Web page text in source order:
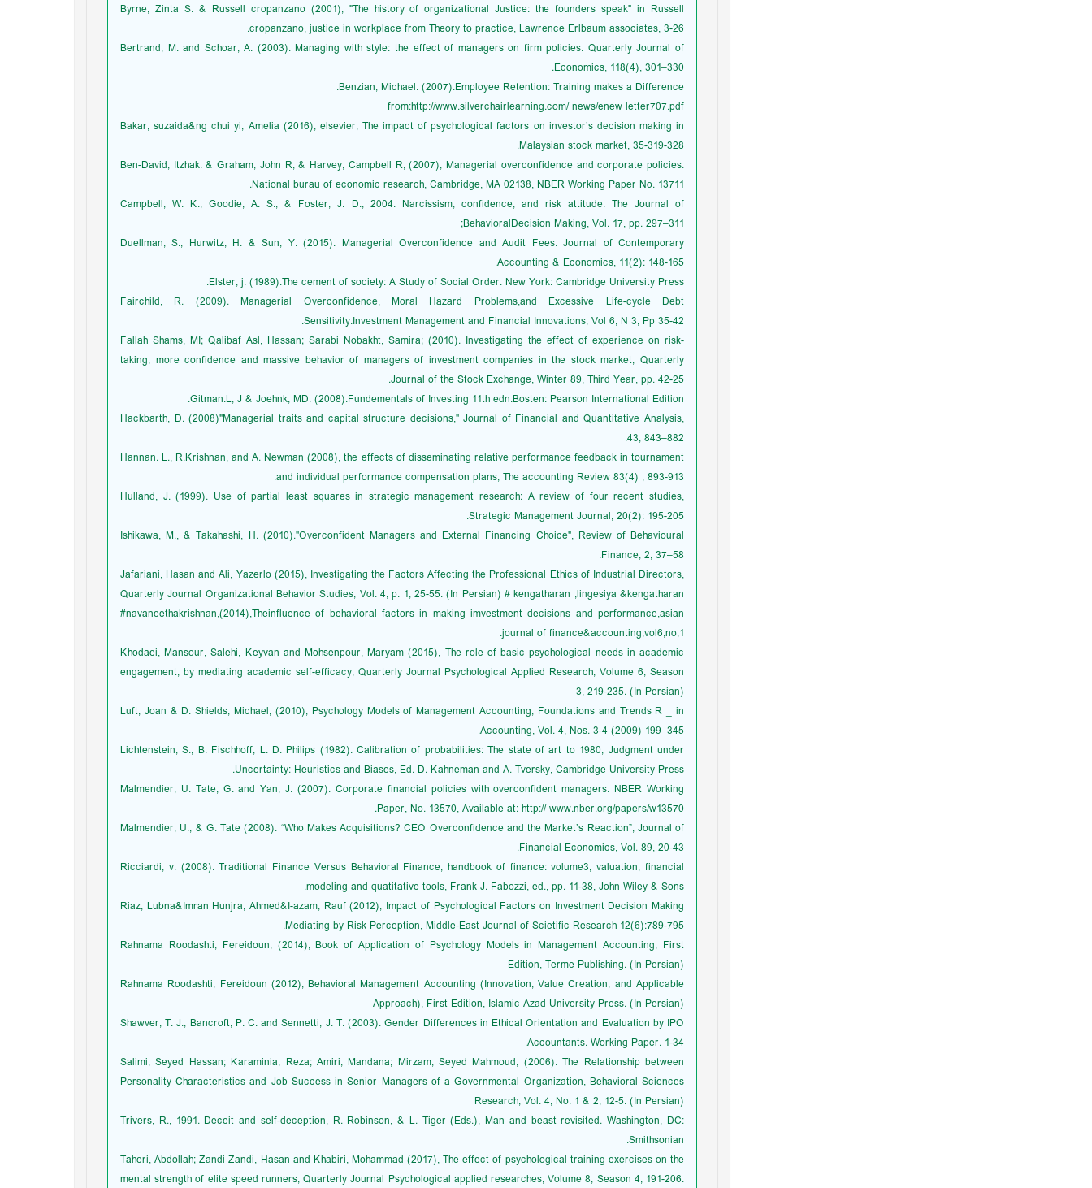
Byrne, Zinta S. & Russell cropanzano (2001), "The history of organizational Justice: the founders speak" in Russell
cropanzano, justice in workplace from Theory to practice, Lawrence Erlbaum associates, 3-26.
Bertrand, M. and Schoar, A. (2003). Managing with style: the effect of managers on firm policies. Quarterly Journal of
Economics, 118(4), 301–330.
Benzian, Michael. (2007).Employee Retention: Training makes a Difference.
from:http://www.silverchairlearning.com/ news/enew letter707.pdf
Bakar, suzaida&ng chui yi, Amelia (2016), elsevier, The impact of psychological factors on investor’s decision making in
Malaysian stock market, 35-319-328.
Ben-David, Itzhak. & Graham, John R, & Harvey, Campbell R, (2007), Managerial overconfidence and corporate policies.
National burau of economic research, Cambridge, MA 02138, NBER Working Paper No. 13711.
Campbell, W. K., Goodie, A. S., & Foster, J. D., 2004. Narcissism, confidence, and risk attitude. The Journal of
BehavioralDecision Making, Vol. 17, pp. 297–311;
Duellman, S., Hurwitz, H. & Sun, Y. (2015). Managerial Overconfidence and Audit Fees. Journal of Contemporary
Accounting & Economics, 11(2): 148-165.
Elster, j. (1989).The cement of society: A Study of Social Order. New York: Cambridge University Press.
Fairchild, R. (2009). Managerial Overconfidence, Moral Hazard Problems,and Excessive Life-cycle Debt
Sensitivity.Investment Management and Financial Innovations, Vol 6, N 3, Pp 35-42.
Fallah Shams, MI; Qalibaf Asl, Hassan; Sarabi Nobakht, Samira; (2010). Investigating the effect of experience on risk-
taking, more confidence and massive behavior of managers of investment companies in the stock market, Quarterly
Journal of the Stock Exchange, Winter 89, Third Year, pp. 42-25.
Gitman.L, J & Joehnk, MD. (2008).Fundementals of Investing 11th edn.Bosten: Pearson International Edition.
Hackbarth, D. (2008)"Managerial ‎traits and capital structure ‎decisions," Journal of Financial and ‎Quantitative Analysis,
43, 843–882‎.
Hannan. L., R.Krishnan, and A. Newman (2008), the effects of disseminating relative performance feedback in tournament
and individual performance compensation plans, The accounting Review 83(4) , 893-913.
Hulland, J. (1999). Use of partial least squares in strategic management research: A review of four recent studies,
Strategic Management Journal, 20(2): 195-205.
Ishikawa, M., & Takahashi, H. (2010)."Overconfident Managers and External Financing Choice", Review of Behavioural
Finance, 2, 37–58.
Jafariani, Hasan and Ali, Yazerlo (2015), Investigating the Factors Affecting the Professional Ethics of Industrial Directors,
Quarterly Journal Organizational Behavior Studies, Vol. 4, p. 1, 25-55. (In Persian) # kengatharan ,lingesiya &kengatharan
#navaneethakrishnan,(2014),Theinfluence of behavioral factors in making imvestment decisions and performance,asian
journal of finance&accounting,vol6,no,1.
Khodaei, Mansour, Salehi, Keyvan and Mohsenpour, Maryam (2015), The role of basic psychological needs in academic
engagement, by mediating academic self-efficacy, Quarterly Journal Psychological Applied Research, Volume 6, Season
3, 219-235. (In Persian)
Luft, Joan & D. Shields, Michael, (2010), Psychology Models of Management Accounting, Foundations and Trends R _ in
Accounting, Vol. 4, Nos. 3-4 (2009) 199–345.
Lichtenstein, S., B. Fischhoff, L. D. Philips (1982). Calibration of probabilities: The state of art to 1980, Judgment under
Uncertainty: Heuristics and Biases, Ed. D. Kahneman and A. Tversky, Cambridge University Press.
Malmendier, U. Tate, G. and Yan, J. (2007). Corporate financial policies with overconfident managers. NBER Working
Paper, No. 13570, Available at: http:// www.nber.org/papers/w13570.
Malmendier, U., & G. Tate (2008). “Who Makes Acquisitions? CEO Overconfidence and the Market’s Reaction”, Journal of
Financial Economics, Vol. 89, 20-43.
Ricciardi, v. (2008). Traditional Finance Versus Behavioral Finance, handbook of finance: volume3, valuation, financial
modeling and quatitative tools, Frank J. Fabozzi, ed., pp. 11-38, John Wiley & Sons.
Riaz, Lubna&Imran Hunjra, Ahmed&I-azam, Rauf (2012), Impact of Psychological Factors on Investment Decision Making
Mediating by Risk Perception, Middle-East Journal of Scietific Research 12(6):789-795.
Rahnama Roodashti, Fereidoun, (2014), Book of Application of Psychology Models in Management Accounting, First
Edition, Terme Publishing. (In Persian)
Rahnama Roodashti, Fereidoun (2012), Behavioral Management Accounting (Innovation, Value Creation, and Applicable
Approach), First Edition, Islamic Azad University Press. (In Persian)
Shawver, T. J., Bancroft, P. C. and Sennetti, J. T. (2003). Gender Differences in Ethical Orientation and Evaluation by IPO
Accountants. Working Paper. 1-34.
Salimi, Seyed Hassan; Karaminia, Reza; Amiri, Mandana; Mirzam, Seyed Mahmoud, (2006). The Relationship between
Personality Characteristics and Job Success in Senior Managers of a Governmental Organization, Behavioral Sciences
Research, Vol. 4, No. 1 & 2, 12-5. (In Persian)
Trivers, R., 1991. Deceit and self-deception, R. Robinson, & L. Tiger (Eds.), Man and beast revisited. Washington, DC:
Smithsonian.
Taheri, Abdollah; Zandi Zandi, Hasan and Khabiri, Mohammad (2017), The effect of psychological training exercises on the
mental strength of elite speed runners, Quarterly Journal Psychological applied researches, Volume 8, Season 4, 191-206.